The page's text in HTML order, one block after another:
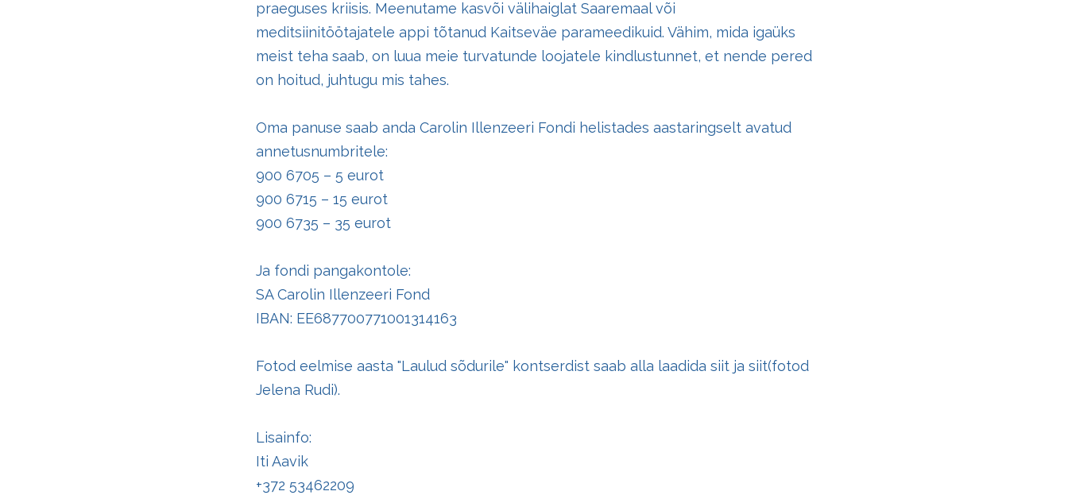
praeguses kriisis. Meenutame kasvõi välihaiglat Saaremaal või
meditsiinitöötajatele appi tõtanud Kaitseväe parameedikuid. Vähim, mida igaüks
meist teha saab, on luua meie turvatunde loojatele kindlustunnet, et nende pered
on hoitud, juhtugu mis tahes.
Oma panuse saab anda Carolin Illenzeeri Fondi helistades aastaringselt avatud
annetusnumbritele:
900 6705 – 5 eurot
900 6715 – 15 eurot
900 6735 – 35 eurot
Ja fondi pangakontole:
SA Carolin Illenzeeri Fond
IBAN: EE687700771001314163
Fotod eelmise aasta "Laulud sõdurile" kontserdist saab alla laadida siit ja siit(fotod
Jelena Rudi).
Lisainfo:
Iti Aavik
+372 53462209